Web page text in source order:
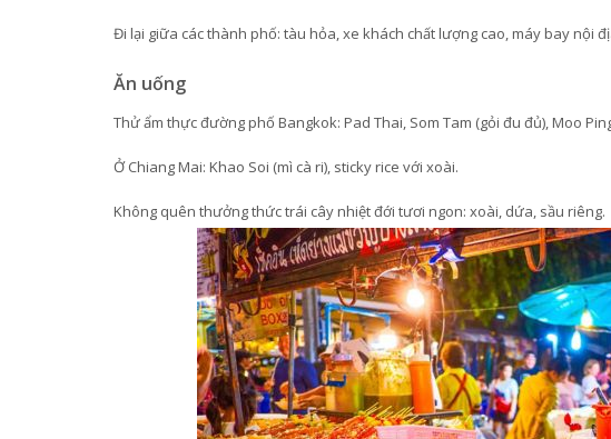
Đi lại giữa các thành phố: tàu hỏa, xe khách chất lượng cao, máy bay nội
Ăn uống
Thử ẩm thực đường phố Bangkok: Pad Thai, Som Tam (gỏi đu đủ), Moo
Ở Chiang Mai: Khao Soi (mì cà ri), sticky rice với xoài.
Không quên thưởng thức trái cây nhiệt đới tươi ngon: xoài, dứa, sầu riêng.